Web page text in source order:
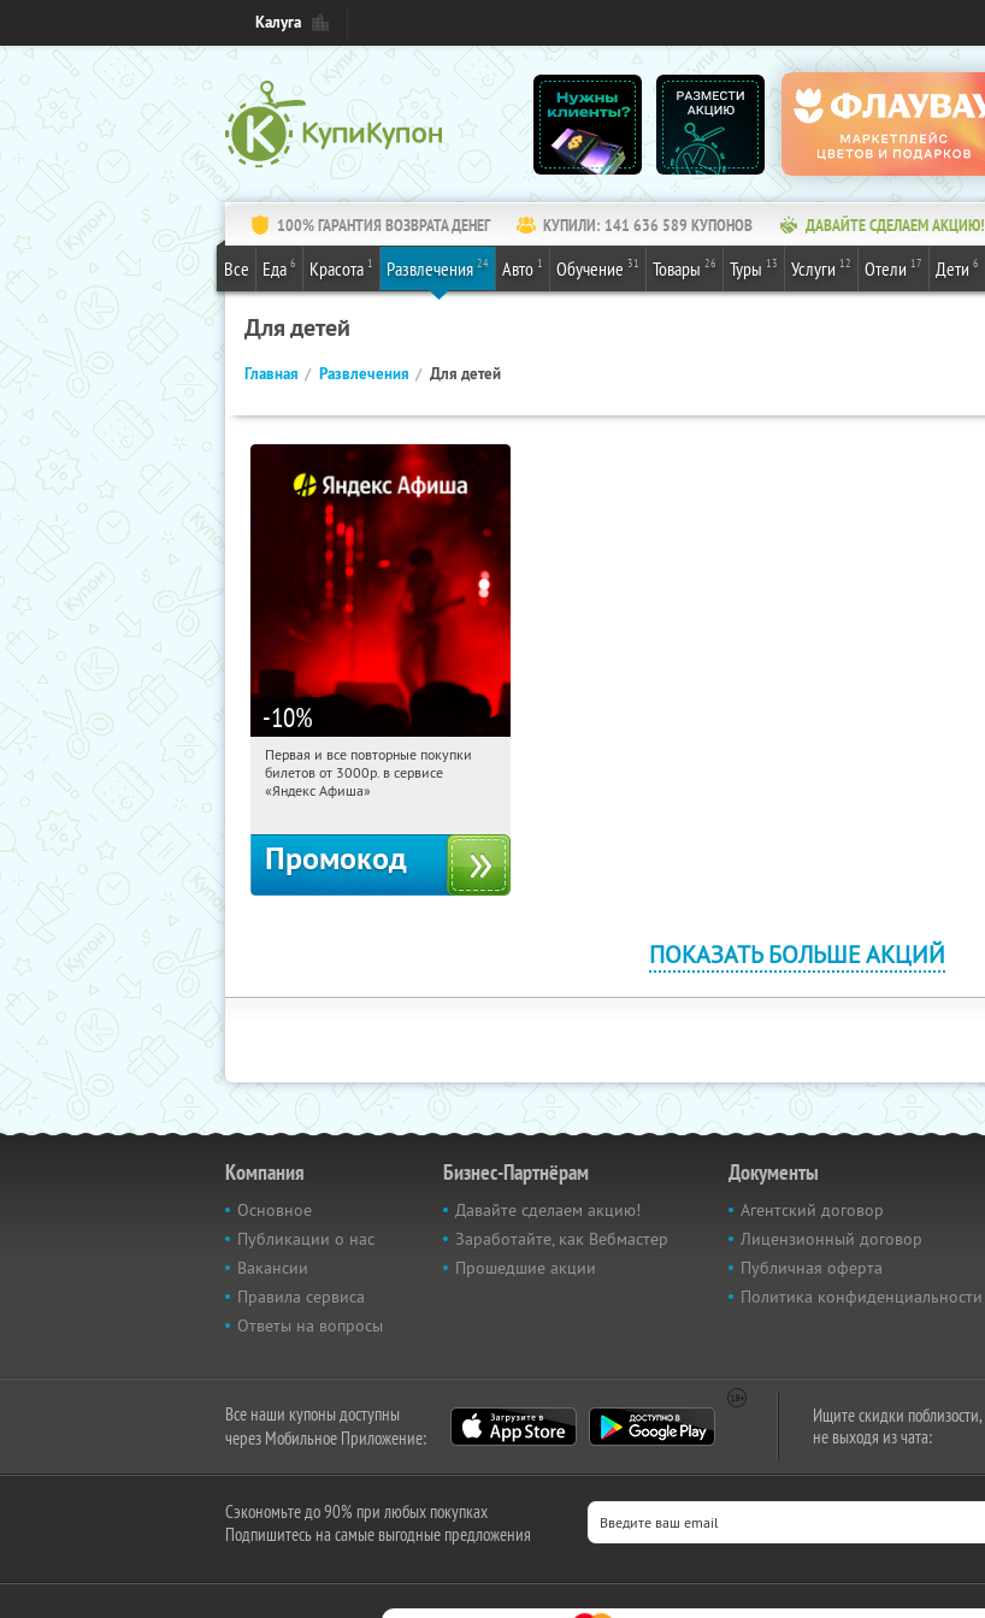
Калуга
100% ГАРАНТИЯ ВОЗВРАТА ДЕНЕГ КУПИЛИ: 141 636 589 КУПОНОВ ДАВАЙТЕ СДЕЛАЕМ АКЦИЮ!
Все Еда 6 Красота 1 Развлечения 24 Авто 1 Обучение 31 Товары 26 Туры 13 Услуги 12 Отели 17 Дети 6
Для детей
Главная Развлечения Для детей
-10%
14:29:35 Получили:
Россия
Первая и все повторные покупки
билетов от 3000р. в сервисе
«Яндекс Афиша»
Промокод
ПОКАЗАТЬ БОЛЬШЕ АКЦИЙ
Компания
Основное
Публикации о нас
Вакансии
Правила сервиса
Ответы на вопросы
Бизнес-Партнёрам
Давайте сделаем акцию!
Заработайте, как Вебмастер
Прошедшие акции
Документы
Агентский договор
Лицензионный договор
Публичная оферта
Политика конфиденциальности
Все наши купоны доступны
через Мобильное Приложение:
Ищите скидки поблизости,
не выходя из чата:
Сэкономьте до 90% при любых покупках
Подпишитесь на самые выгодные предложения